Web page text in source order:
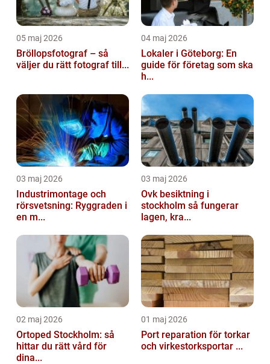
05 maj 2026
Bröllopsfotograf – så
väljer du rätt fotograf till...
04 maj 2026
Lokaler i Göteborg: En
guide för företag som ska
h...
03 maj 2026
Industrimontage och
rörsvetsning: Ryggraden i
en m...
03 maj 2026
Ovk besiktning i
stockholm så fungerar
lagen, kra...
02 maj 2026
Ortoped Stockholm: så
hittar du rätt vård för
dina...
01 maj 2026
Port reparation för torkar
och virkestorksportar ...